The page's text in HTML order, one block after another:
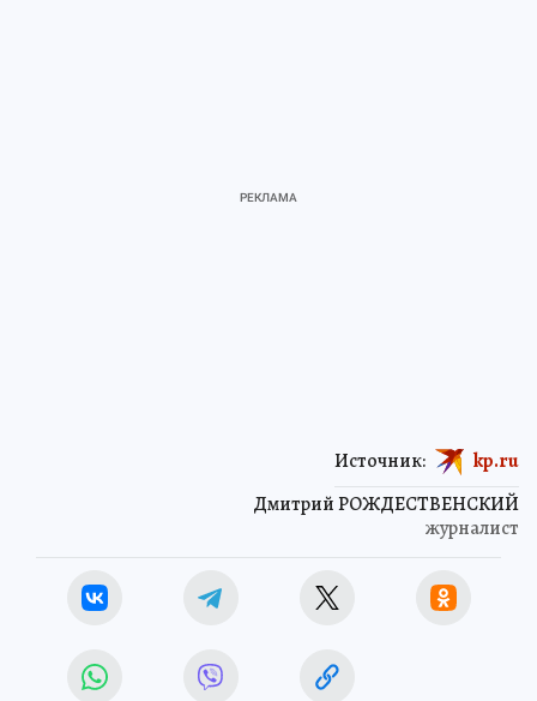
Дмитрий РОЖДЕСТВЕНСКИЙ
журналист
Источник: kp.ru